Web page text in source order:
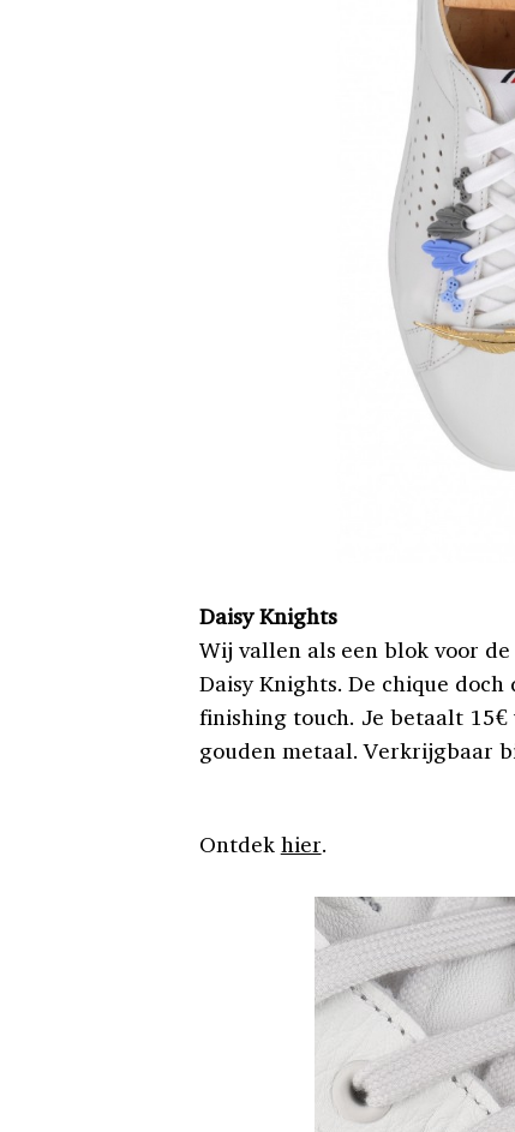
Daisy Knights
Wij vallen als een blok voor
Daisy Knights. De chique
finishing touch. Je betaalt 15€
gouden metaal. Verkrijgbaar
Ontdek hier.